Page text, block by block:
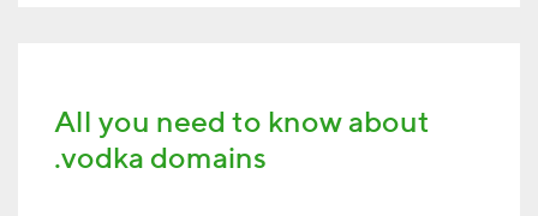
All you need to know about
.vodka domains